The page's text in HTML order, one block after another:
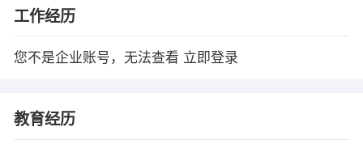
工作经历
您不是企业账号，无法查看 立即登录
教育经历